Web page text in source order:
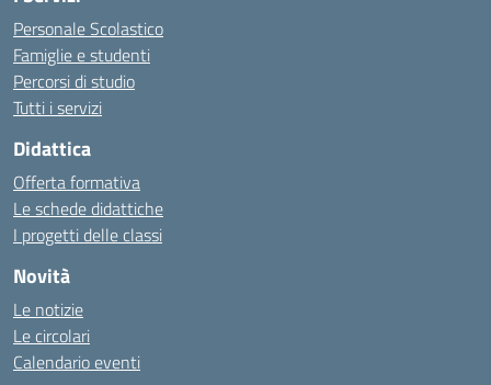
Personale Scolastico
Famiglie e studenti
Percorsi di studio
Tutti i servizi
Didattica
Offerta formativa
Le schede didattiche
I progetti delle classi
Novità
Le notizie
Le circolari
Calendario eventi